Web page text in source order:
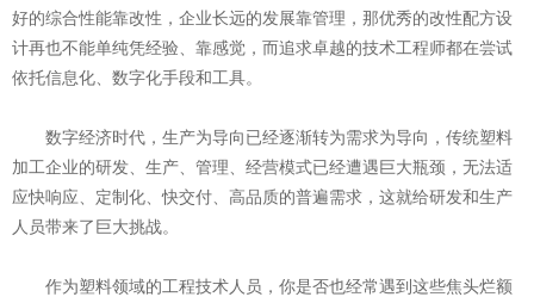
好的综合性能靠改性，企业长远的发展靠管理，那优秀的改性配方设
计再也不能单纯凭经验、靠感觉，而追求卓越的技术工程师都在尝试
依托信息化、数字化手段和工具。
数字经济时代，生产为导向已经逐渐转为需求为导向，传统塑料
加工企业的研发、生产、管理、经营模式已经遭遇巨大瓶颈，无法适
应快响应、定制化、快交付、高品质的普遍需求，这就给研发和生产
人员带来了巨大挑战。
作为塑料领域的工程技术人员，你是否也经常遇到这些焦头烂额